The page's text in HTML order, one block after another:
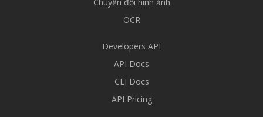
OCR
Developers API
API Docs
CLI Docs
API Pricing